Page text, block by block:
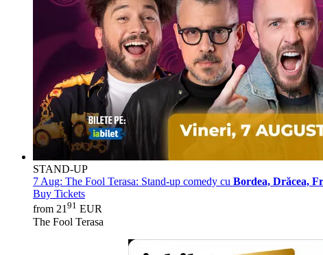
STAND-UP
7 Aug: The Fool Terasa: Stand-up comedy cu Bordea, Drăcea,
Buy Tickets
from 2191 EUR
The Fool Terasa